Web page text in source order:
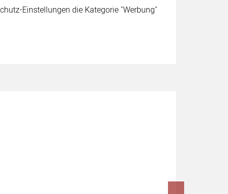
Einstellungen die Kategorie "Werbung"